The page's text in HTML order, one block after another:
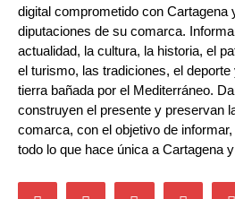
digital comprometido con Cartagena
diputaciones de su comarca.
actualidad, la cultura, la historia, el
el turismo, las tradiciones, el
tierra bañada por el Mediterráneo.
construyen el presente y preservan
comarca, con el objetivo de
todo lo que hace única a Cartagena